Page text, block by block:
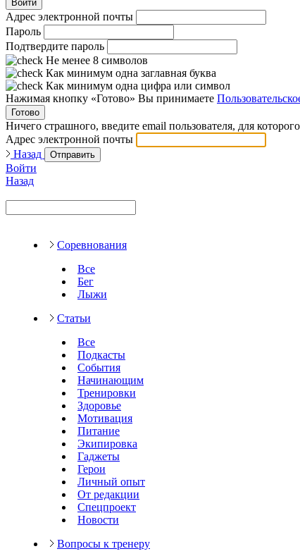
Войти
Адрес электронной почты
Пароль
Подтвердите пароль
Не менее 8 символов
Как минимум одна заглавная буква
Как минимум одна цифра или символ
Нажимая кнопку «Готово» Вы принимаете
Готово
Ничего страшного, введите email пользователя, для
Адрес электронной почты
Назад
Отправить
Войти
Назад
Соревнования
Все
Бег
Лыжи
Статьи
Все
Подкасты
События
Начинающим
Тренировки
Здоровье
Мотивация
Питание
Экипировка
Гаджеты
Герои
Личный опыт
От редакции
Спецпроект
Новости
Вопросы к тренеру